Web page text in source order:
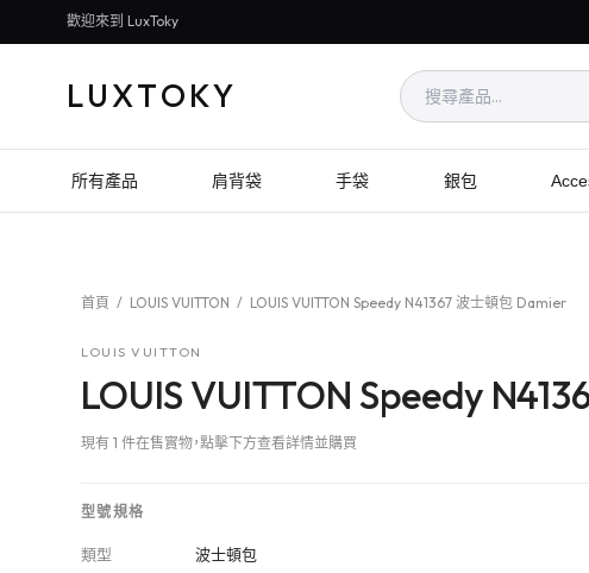
歡迎來到 LuxToky
LUXTOKY
所有產品 肩背袋 手袋 銀包
首頁 / LOUIS VUITTON / LOUIS VUITTON Speedy N41367 波士頓包 Damier
LOUIS VUITTON
LOUIS VUITTON Speedy
現有 1 件在售實物，點擊下方查看詳情並購買
型號規格
類型 波士頓包